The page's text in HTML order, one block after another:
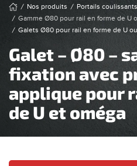
Nos produits Portails coulissants
Gamme Ø80 pour rail en forme de U
Galets Ø80 pour rail en forme de U
Galet – Ø80 –
fixation avec
applique pour
de U et oméga